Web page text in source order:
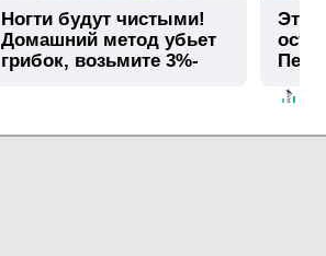
Ногти будут чистыми!
Домашний метод убьет
грибок, возьмите 3%-
Этот